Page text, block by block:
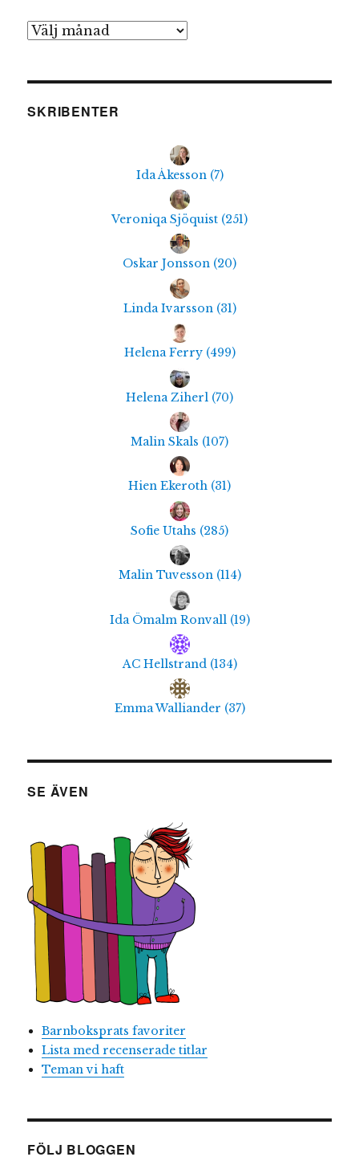
Arkiv
SKRIBENTER
Ida Åkesson (7)
Veroniqa Sjöquist (251)
Oskar Jonsson (20)
Linda Ivarsson (31)
Helena Ferry (499)
Helena Ziherl (70)
Malin Skals (107)
Hien Ekeroth (31)
Sofie Utahs (285)
Malin Tuvesson (114)
Ida Ömalm Ronvall (19)
AC Hellstrand (134)
Emma Walliander (37)
SE ÄVEN
Barnboksprats favoriter
Lista med recenserade titlar
Teman vi haft
FÖLJ BLOGGEN